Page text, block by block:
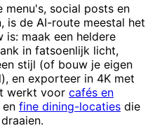
menu's, social posts en
is de AI-route meestal het
maak een heldere
in fatsoenlijk licht,
stijl (of bouw je eigen
en exporteer in 4K met
werkt voor cafés en
en fine dining-locaties die